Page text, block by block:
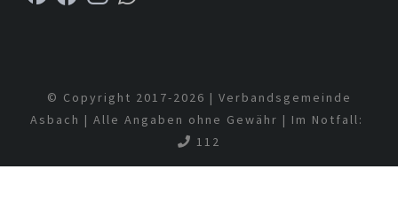
© Copyright 2017-2026 | Verbandsgemeinde
Asbach | Alle Angaben ohne Gewähr | Im Notfall:
112